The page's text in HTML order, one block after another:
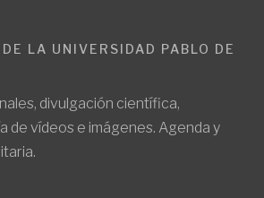
LA UNIVERSIDAD PABLO DE
divulgación científica,
de vídeos e imágenes. Agenda y